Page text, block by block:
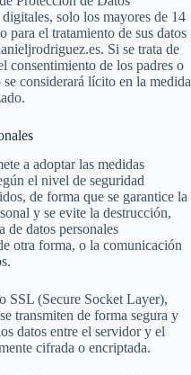
solo los mayores de 14
para el tratamiento de sus datos
Si se trata de
consentimiento de los padres o
considerará lícito en la medida
a adoptar las medidas
el nivel de seguridad
de forma que se garantice la
y se evite la destrucción,
de datos personales
otra forma, o la comunicación
SSL (Secure Socket Layer),
transmiten de forma segura y
datos entre el servidor y el
cifrada o encriptada.